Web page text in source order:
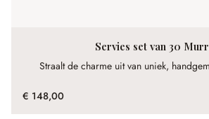
Servies set van 30
Straalt de charme uit van uniek,
€ 148,00